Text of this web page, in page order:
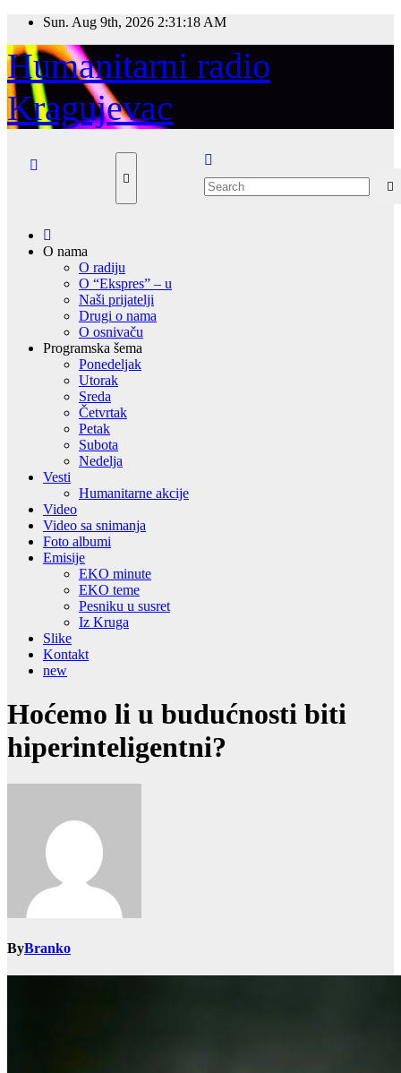
Skip
content
Sun. Aug 9th, 2026 2:31:18 AM
Humanitarni radio
Kragujevac
O nama
O radiju
O “Ekspres” – u
Naši prijatelji
Drugi o nama
O osnivaču
Programska šema
Ponedeljak
Utorak
Sreda
Četvrtak
Petak
Subota
Nedelja
Vesti
Humanitarne akcije
Video
Video sa snimanja
Foto albumi
Emisije
EKO minute
EKO teme
Pesniku u susret
Iz Kruga
Slike
Kontakt
new
Hoćemo li u budućnosti biti
hiperinteligentni?
ByBranko